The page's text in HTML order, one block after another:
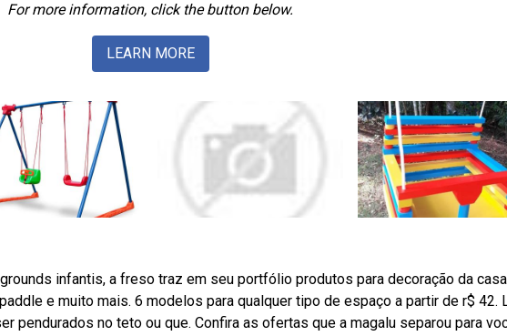
For more information, click the button below.
LEARN MORE
infantis, a freso traz em seu portfólio produtos para decoração da
e muito mais. 6 modelos para qualquer tipo de espaço a partir de r$ 42.
pendurados no teto ou que. Confira as ofertas que a magalu separou para